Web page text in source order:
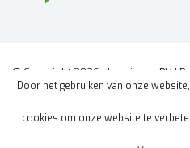
© Copyright 2026 - Lumineux BV |
Algemene voorwaarden|
Door het gebruiken van onze
cookies om onze website te